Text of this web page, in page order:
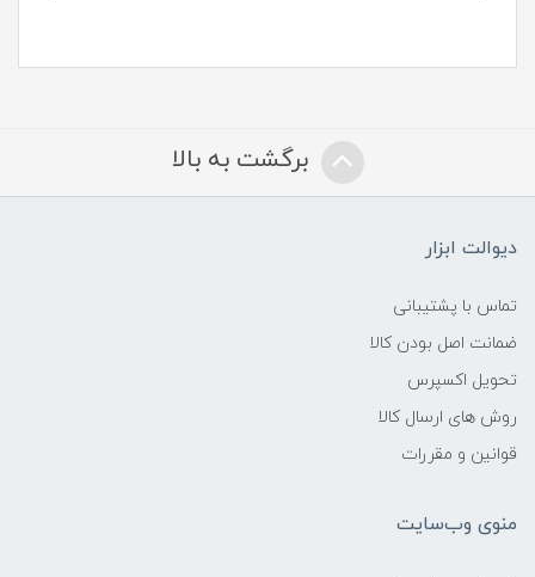
برگشت به بالا
دیوالت ابزار
تماس با پشتیبانی
ضمانت اصل بودن کالا
تحویل اکسپرس
روش های ارسال کالا
قوانین و مقررات
منوی وب‌سایت